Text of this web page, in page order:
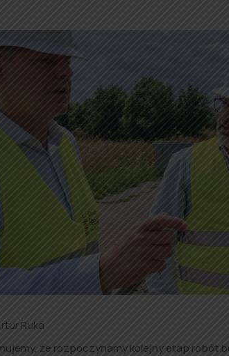
Ruka
że rozpoczynamy kolejny etap robót